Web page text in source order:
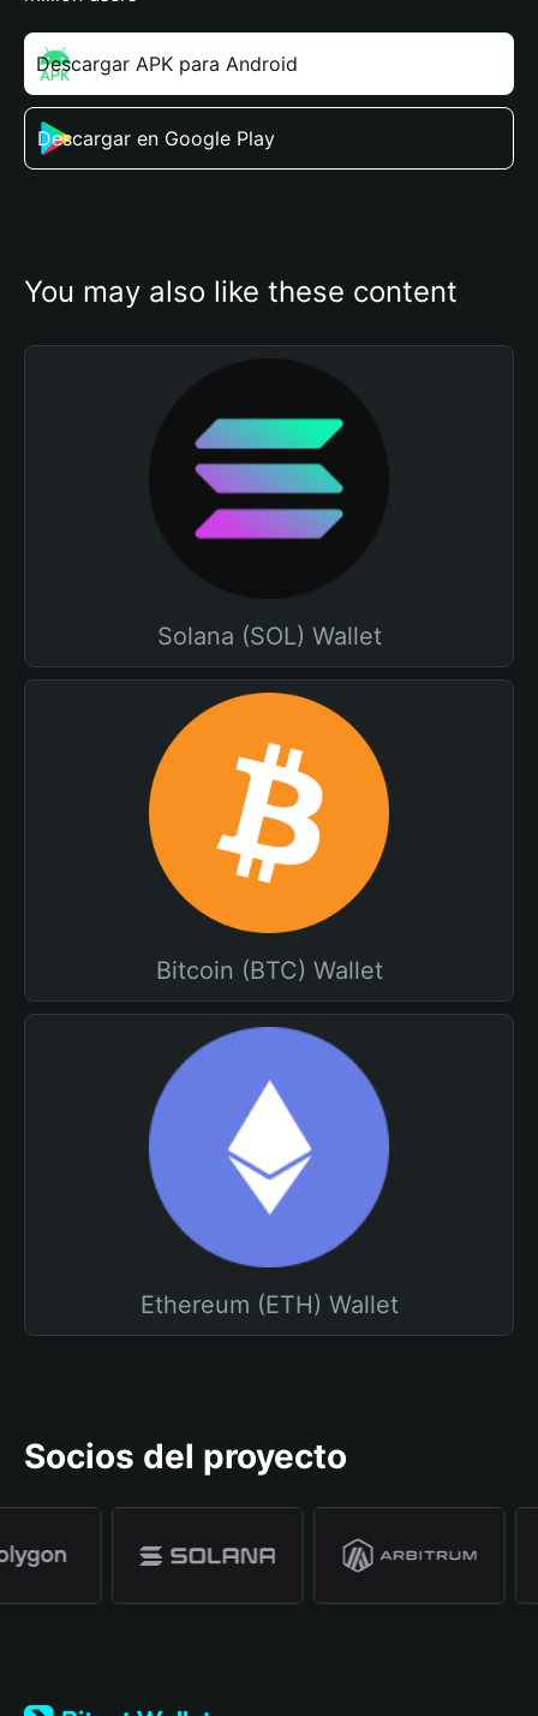
Descargar APK para Android
Descargar en Google Play
You may also like these content
Solana (SOL) Wallet
Bitcoin (BTC) Wallet
Ethereum (ETH) Wallet
Socios del proyecto